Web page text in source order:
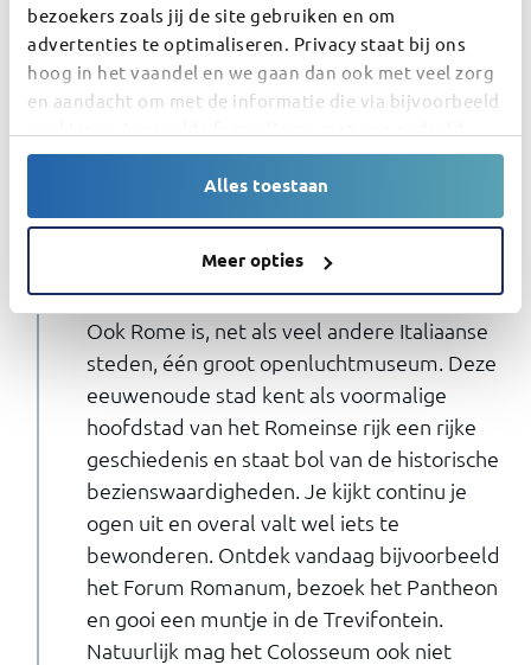
bezoekers zoals jij de site gebruiken en om
advertenties te optimaliseren. Privacy staat bij ons
hoog in het vaandel en we gaan dan ook met veel zorg
en aandacht om met de informatie die via bijvoorbeeld
wordt.
Alles toestaan
Meer opties
Dag 10
Viminale View Hotel (of vergelijkbaar)
Ook Rome is, net als veel andere Italiaanse
steden, één groot openluchtmuseum. Deze
eeuwenoude stad kent als voormalige
hoofdstad van het Romeinse rijk een rijke
geschiedenis en staat bol van de historische
bezienswaardigheden. Je kijkt continu je
ogen uit en overal valt wel iets te
bewonderen. Ontdek vandaag bijvoorbeeld
het Forum Romanum, bezoek het Pantheon
en gooi een muntje in de Trevifontein.
Natuurlijk mag het Colosseum ook niet